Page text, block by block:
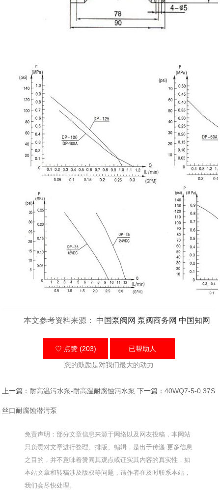
本文参考资料来源： 中国泵阀网 泵阀商务网 中国知网
♡ 点赞 (203) 已帮助 人
您的鼓励是对我们最大的动力
上一篇： 耐高温污水泵-耐高温耐腐蚀污水泵 下一篇：40WQ7-5-0.37S
丝口耐腐蚀潜污泵
免责声明：部分文章信息来源于网络以及网友投稿，本网站
只负责对文章进行整理、排版、编辑，是出于传递 更多信息
之目的，并不意味着赞同其观点或证实其内容的真实性，如
本站文章和转稿涉及版权等问题，请作者在及时联系本站，
我们会尽快处理。